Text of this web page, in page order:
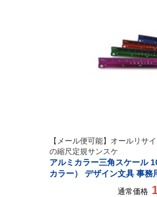
【メール便可能】オールリサ
の縮尺定規サンスケ
アルミカラー三角スケール
カラー） デザイン文具 事務
通常価格